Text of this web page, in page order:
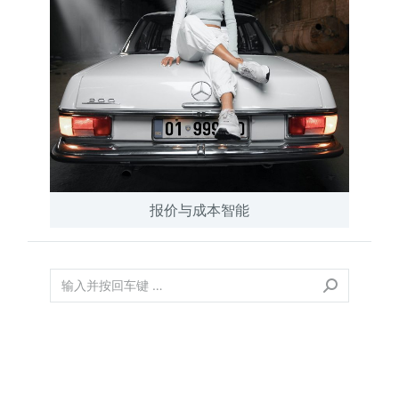
报价与成本智能